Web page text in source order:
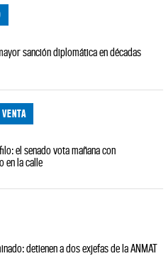
sanción diplomática en décadas
el senado vota mañana con
en la calle
detienen a dos exjefas de la ANMAT